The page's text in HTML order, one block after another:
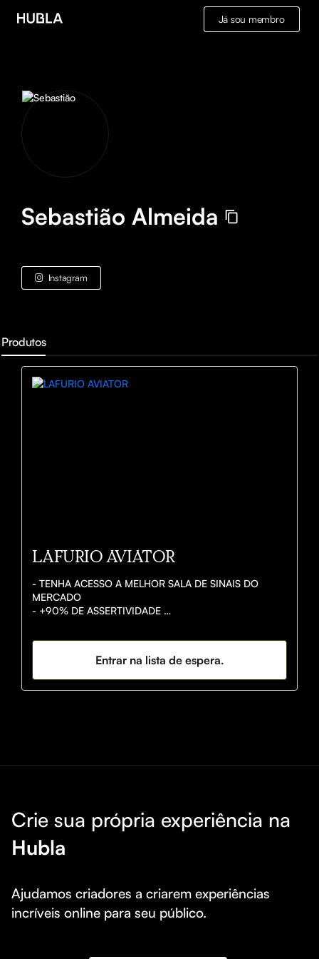
Já sou membro
Sebastião Almeida
Instagram
Produtos
LAFURIO AVIATOR
- TENHA ACESSO A MELHOR SALA DE SINAIS DO
MERCADO
- +90% DE ASSERTIVIDADE
DETALHADA PARA TODOS
- OPERAÇÕES VIA LIVE
CONTEÚDO EXCLUSIVO 🚀
Entrar na lista de espera.
Crie sua própria experiência na
Hubla
Ajudamos criadores a criarem experiências
incríveis online para seu público.